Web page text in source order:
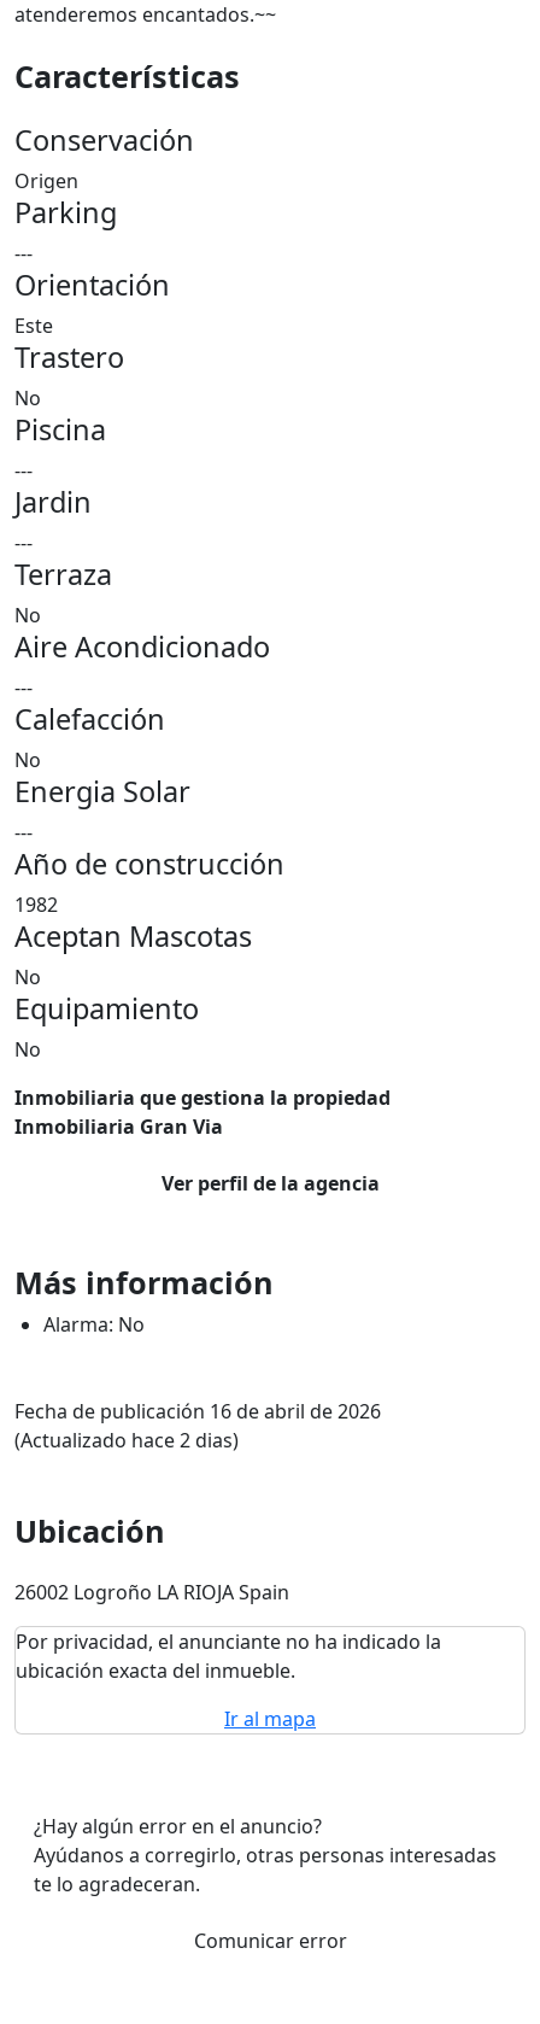
atenderemos encantados.~~
Características
Conservación
Origen
Parking
---
Orientación
Este
Trastero
No
Piscina
---
Jardin
---
Terraza
No
Aire Acondicionado
---
Calefacción
No
Energia Solar
---
Año de construcción
1982
Aceptan Mascotas
No
Equipamiento
No
Inmobiliaria que gestiona la propiedad
Inmobiliaria Gran Via
Ver perfil de la agencia
Más información
Alarma: No
Fecha de publicación 16 de abril de 2026
(Actualizado hace 2 dias)
Ubicación
26002 Logroño LA RIOJA Spain
Por privacidad, el anunciante no ha indicado la
ubicación exacta del inmueble.
Ir al mapa
¿Hay algún error en el anuncio?
Ayúdanos a corregirlo, otras personas interesadas
te lo agradeceran.
Comunicar error